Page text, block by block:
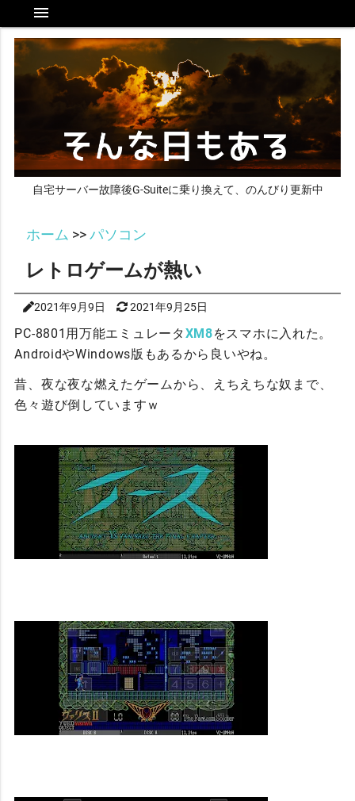
menu
自宅サーバー故障後G-Suiteに乗り換えて、のんびり更新中
ホーム >>パソコン
レトロゲームが熱い
2021年9月9日 2021年9月25日
PC-8801用万能エミュレータXM8をスマホに入れた。
AndroidやWindows版もあるから良いやね。
昔、夜な夜な燃えたゲームから、えちえちな奴まで、
色々遊び倒していますｗ